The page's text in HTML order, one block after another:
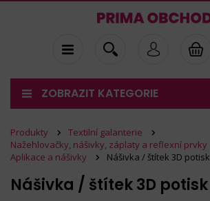
ZOBRAZIT KATEGORIE
Produkty
Textilní galanterie
Nažehlovačky, nášivky, záplaty a reflexní prvky
Aplikace a nášivky
Nášivka / štítek 3D potisk
Nášivka / štítek 3D potisk